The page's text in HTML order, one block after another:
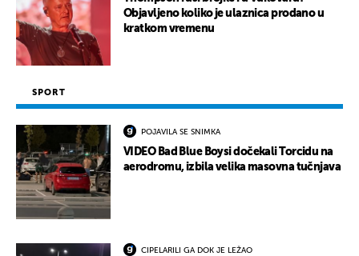
Objavljeno koliko je ulaznica prodano u
kratkom vremenu
SPORT
POJAVILA SE SNIMKA
VIDEO Bad Blue Boysi dočekali Torcidu na
aerodromu, izbila velika masovna tučnjava
CIPELARILI GA DOK JE LEŽAO